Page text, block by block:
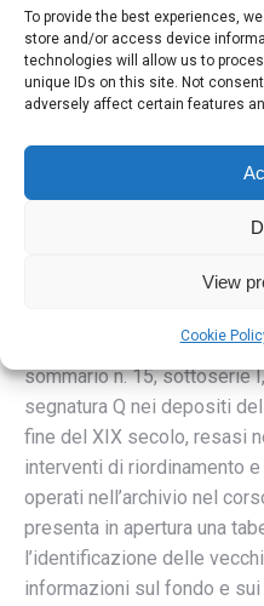
To provide the best experiences,
store and/or access device
technologies will allow us to
unique IDs on this site. Not
adversely affect certain features
View
Cookie
di Padova. Come
sovente errate, perché i
trasferimenti; per il
ricollocati (prodotto dal
INVENTARIO 36 –
strumenti di sala, e in
Strina nel 1975. Consta
sommario n. 15, sottoserie
segnatura Q nei depositi
fine del XIX secolo, resasi
interventi di riordinamento
operati nell’archivio nel
presenta in apertura una
l’identificazione delle
informazioni sul fondo e